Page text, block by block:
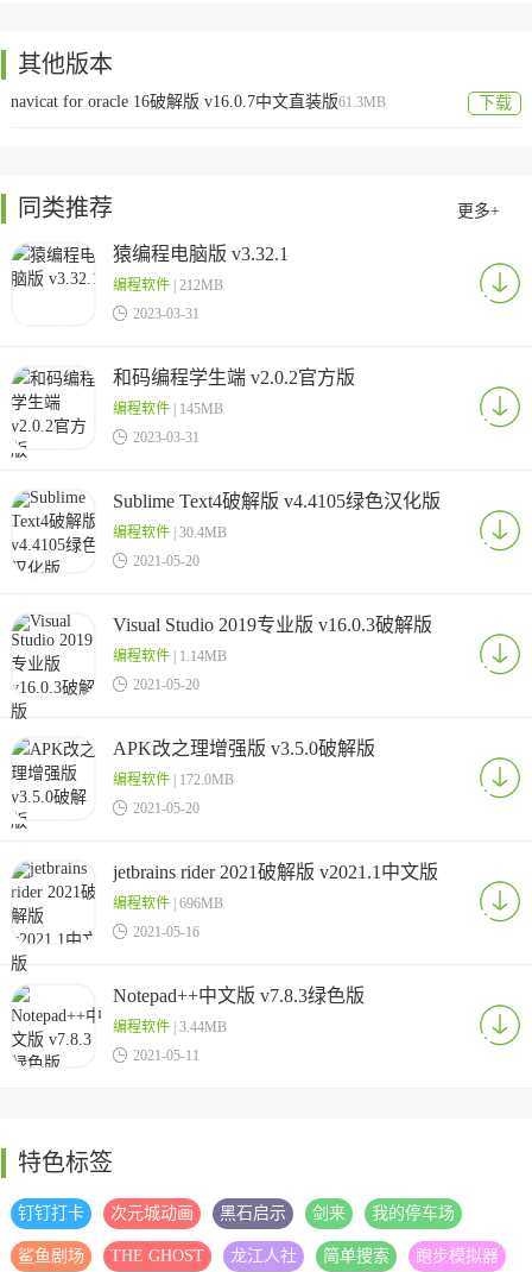
其他版本
navicat for oracle 16破解版 v16.0.7中文直装版61.3MB 下载
同类推荐 更多+
猿编程电脑版 v3.32.1
编程软件| 212MB
 2023-03-31
和码编程学生端 v2.0.2官方版
编程软件| 145MB
 2023-03-31
Sublime Text4破解版 v4.4105绿色汉化版
编程软件| 30.4MB
 2021-05-20
Visual Studio 2019专业版 v16.0.3破解版
编程软件| 1.14MB
 2021-05-20
APK改之理增强版 v3.5.0破解版
编程软件| 172.0MB
 2021-05-20
jetbrains rider 2021破解版 v2021.1中文版
编程软件| 696MB
 2021-05-16
Notepad++中文版 v7.8.3绿色版
编程软件| 3.44MB
 2021-05-11
特色标签
钉钉打卡 次元城动画 黑石启示 剑来 我的停车场
鲨鱼剧场 THE GHOST 龙江人社 简单搜索 跑步模拟器